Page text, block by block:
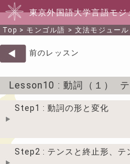
東京外国語大学言語モジ
Top > モンゴル語 >文法モジュール
前のレッスン
Lesson10 : 動詞（１） テ
Step1 : 動詞の形と変化
Step2 : テンスと終止形、テ